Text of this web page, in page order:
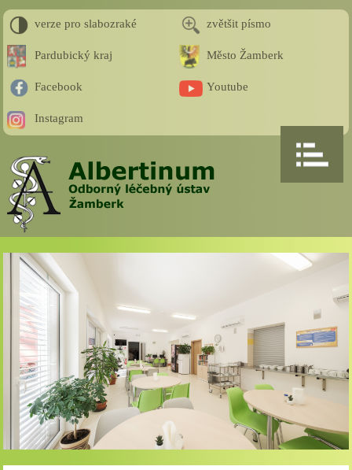
verze pro slabozraké zvětšit písmo
Pardubický kraj Město Žamberk
Facebook Youtube
Instagram